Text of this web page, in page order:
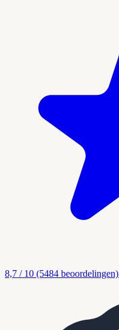
8,7 / 10 (5484 beoordelingen)